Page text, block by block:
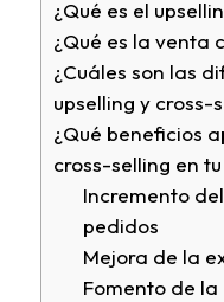
¿Qué es el
¿Qué es la venta
¿Cuáles son las
upselling y cross-
¿Qué beneficios
cross-selling en
Incremento
pedidos
Mejora de la
Fomento de